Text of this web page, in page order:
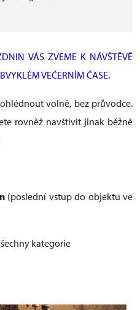
VÁS ZVEME K NÁVŠTĚVĚ
VEČERNÍM ČASE.
volně, bez průvodce.
rovněž navštívit jinak běžně
(poslední vstup do objektu ve
kategorie